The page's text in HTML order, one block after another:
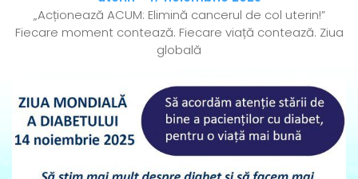
„Acționează ACUM: Elimină cancerul de col uterin!”
Fiecare moment contează. Fiecare viață contează. Ziua
globală